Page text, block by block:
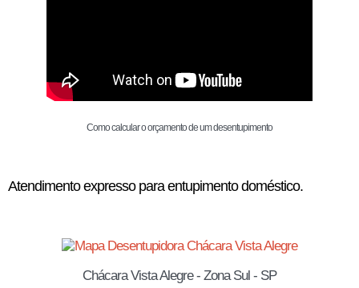
Como calcular o orçamento de um desentupimento
Atendimento expresso para entupimento doméstico.
Chácara Vista Alegre - Zona Sul - SP